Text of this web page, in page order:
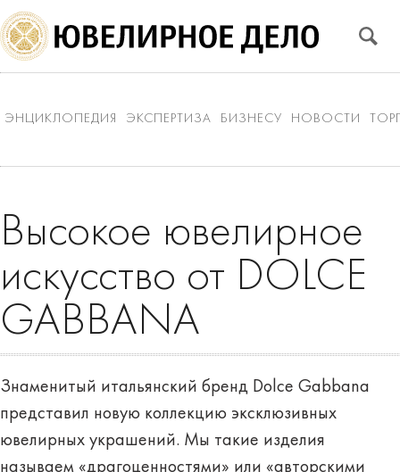
ЭНЦИКЛОПЕДИЯ ЭКСПЕРТИЗА БИЗНЕСУ НОВОСТИ
Высокое ювелирное
искусство от DOLCE
GABBANA
Знаменитый итальянский бренд Dolce Gabbana
представил новую коллекцию эксклюзивных
ювелирных украшений. Мы такие изделия
называем «драгоценностями» или «авторскими